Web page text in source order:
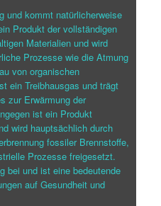
und kommt natürlicherweise
Produkt der vollständigen
Materialien und wird
Prozesse wie die Atmung
von organischen
ein Treibhausgas und trägt
zur Erwärmung der
ist ein Produkt
wird hauptsächlich durch
fossiler Brennstoffe,
Prozesse freigesetzt.
bei und ist eine bedeutende
auf Gesundheit und